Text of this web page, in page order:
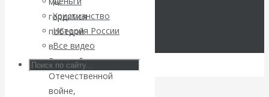
Христианство
История России
Все видео
Валентин
Катасонов.
Искусственный
гордимся
победой
в
Великой
Отечественной
войне,